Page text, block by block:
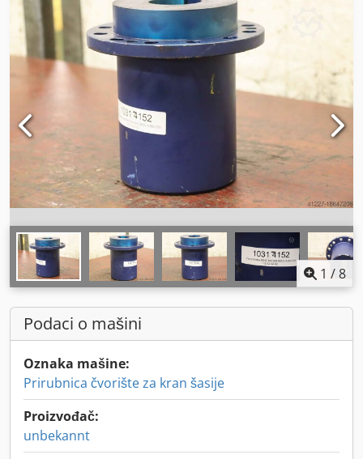
1 /8
Podaci o mašini
Oznaka mašine:
Prirubnica čvorište za kran šasije
Proizvođač:
unbekannt